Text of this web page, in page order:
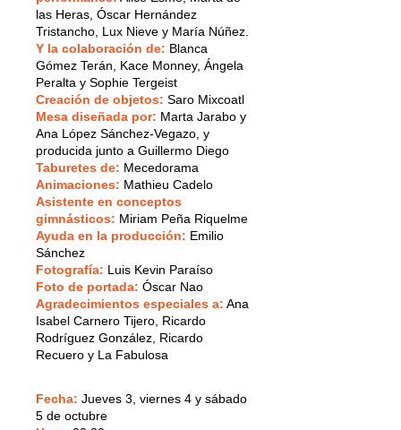
las Heras, Óscar Hernández
Tristancho, Lux Nieve y María Núñez.
Y la colaboración de: Blanca
Gómez Terán, Kace Monney, Ángela
Peralta y Sophie Tergeist
Creación de objetos: Saro Mixcoatl
Mesa diseñada por: Marta Jarabo y
Ana López Sánchez-Vegazo, y
producida junto a Guillermo Diego
Taburetes de: Mecedorama
Animaciones: Mathieu Cadelo
Asistente en conceptos
gimnásticos: Miriam Peña Riquelme
Ayuda en la producción: Emilio
Sánchez
Fotografía: Luis Kevin Paraíso
Foto de portada: Óscar Nao
Agradecimientos especiales a: Ana
Isabel Carnero Tijero, Ricardo
Rodríguez González, Ricardo
Recuero y La Fabulosa
Fecha: Jueves 3, viernes 4 y sábado
5 de octubre